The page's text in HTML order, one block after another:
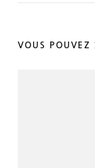
VOUS POUVEZ